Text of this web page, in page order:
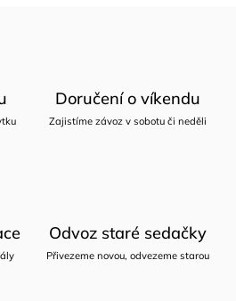
Doručení o víkendu
Zajistíme závoz v sobotu či neděli
Odvoz staré sedačky
Přivezeme novou, odvezeme starou